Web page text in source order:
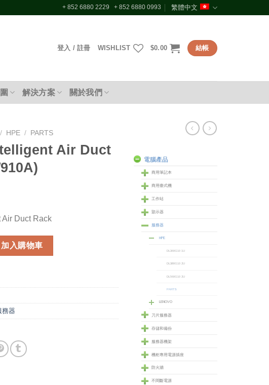
+ 852 6880 2229 + 852 6880 0993 繁體中文
登入 / 註冊 WISHLIST $0.00 結帳
解決方案 關於我們
/ HPE / PARTS
Air Duct
Air Duct Rack
Duct Rack (BW910A) 數量
加入購物車
務器
電腦產品
商用筆記本
商用臺式機
工作站
顥示器
服務器
HPE
DL360G10 1U
DL380G10 2U
DL560G10 2U
PARTS
LENOVO
刀片服務器
存儲和備份
服務器機架
機柜專用電源插座
防火牆
不間斷電源